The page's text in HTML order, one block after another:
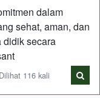
dalam
sehat, aman, dan
didik secara
116 kali